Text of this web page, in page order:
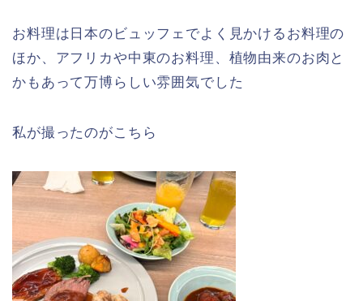
お料理は日本のビュッフェでよく見かけるお料理の
ほか、アフリカや中東のお料理、植物由来のお肉と
かもあって万博らしい雰囲気でした
私が撮ったのがこちら